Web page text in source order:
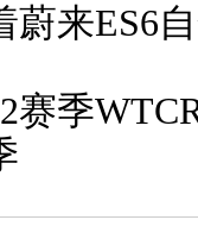
蔚来ES6
赛季